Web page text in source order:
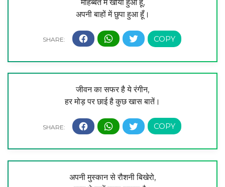
मोहब्बत में खोया हुआ हूँ,
अपनी बाहों में छुपा हुआ हूँ।
जीवन का सफर है ये रंगीन,
हर मोड़ पर छाई है कुछ खास बातें।
अपनी मुस्कान से रौशनी बिखेरो,